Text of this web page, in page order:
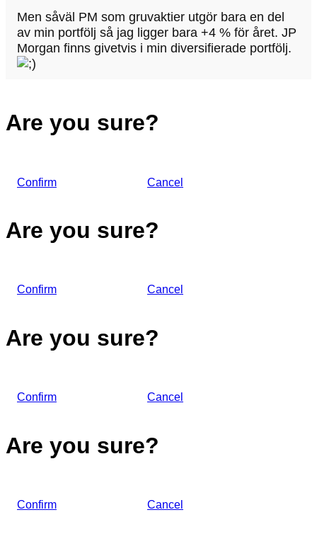
Men såväl PM som gruvaktier utgör bara en del
av min portfölj så jag ligger bara +4 % för året. JP
Morgan finns givetvis i min diversifierade portfölj.
Are you sure?
Confirm Cancel
Are you sure?
Confirm Cancel
Are you sure?
Confirm Cancel
Are you sure?
Confirm Cancel